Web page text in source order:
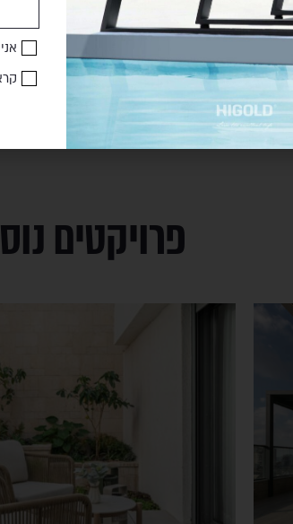
ריפוד מיטת שיזוף SUNPROOF
₪517
₪
פרויקטים